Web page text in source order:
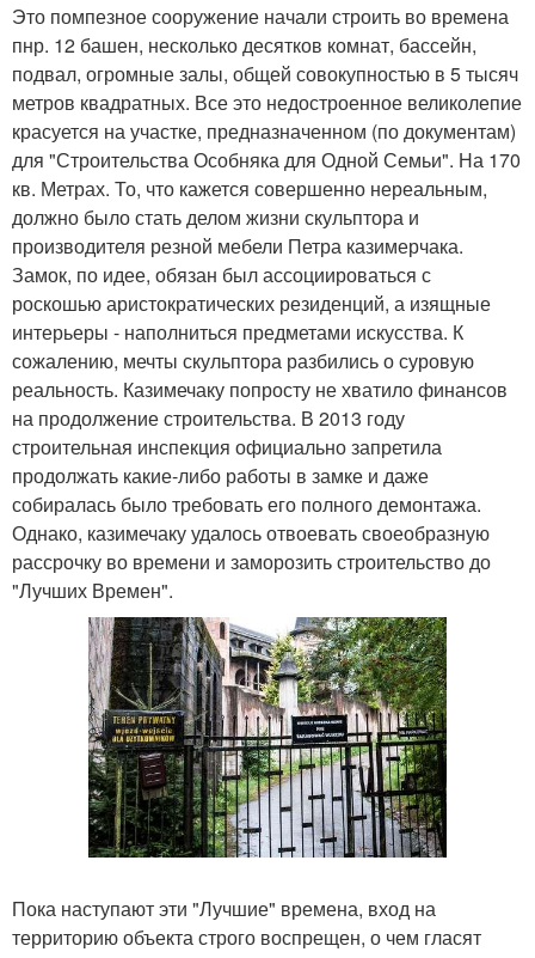
Это помпезное сооружение начали строить во времена
пнр. 12 башен, несколько десятков комнат, бассейн,
подвал, огромные залы, общей совокупностью в 5 тысяч
метров квадратных. Все это недостроенное великолепие
красуется на участке, предназначенном (по документам)
для "Строительства Особняка для Одной Семьи". На 170
кв. Метрах. То, что кажется совершенно нереальным,
должно было стать делом жизни скульптора и
производителя резной мебели Петра казимерчака.
Замок, по идее, обязан был ассоциироваться с
роскошью аристократических резиденций, а изящные
интерьеры - наполниться предметами искусства. К
сожалению, мечты скульптора разбились о суровую
реальность. Казимечаку попросту не хватило финансов
на продолжение строительства. В 2013 году
строительная инспекция официально запретила
продолжать какие-либо работы в замке и даже
собиралась было требовать его полного демонтажа.
Однако, казимечаку удалось отвоевать своеобразную
рассрочку во времени и заморозить строительство до
"Лучших Времен".
Пока наступают эти "Лучшие" времена, вход на
территорию объекта строго воспрещен, о чем гласят